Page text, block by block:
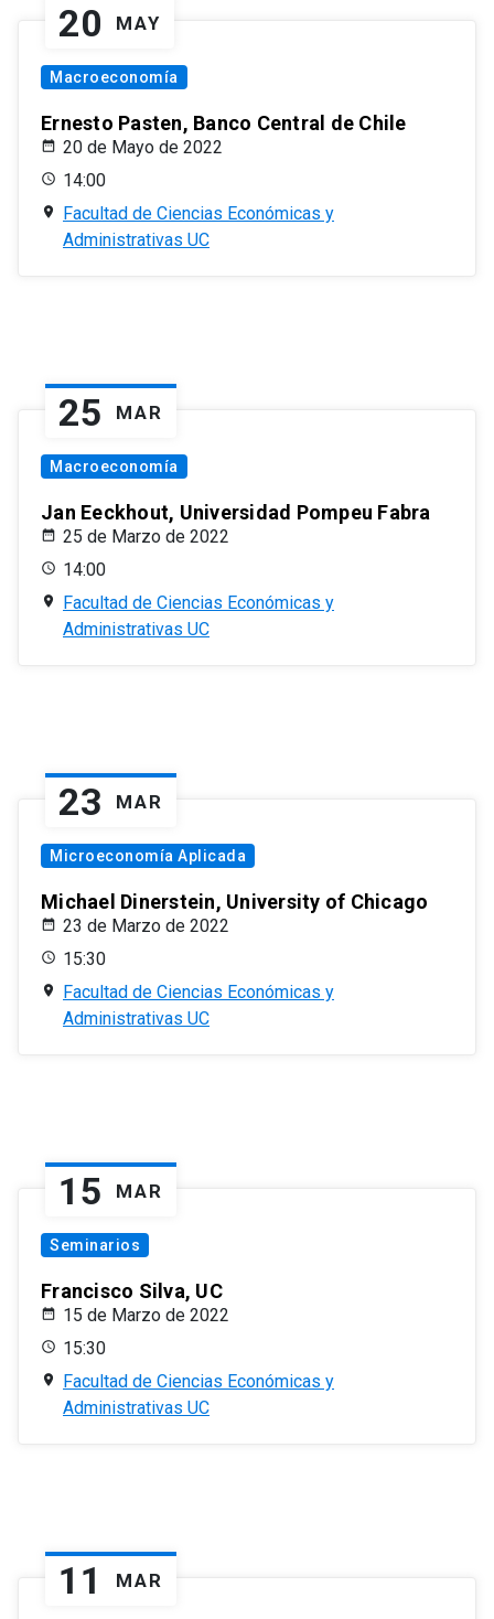
20 MAY
Macroeconomía
Ernesto Pasten, Banco Central de Chile
20 de Mayo de 2022
14:00
Facultad de Ciencias Económicas y
Administrativas UC
25 MAR
Macroeconomía
Jan Eeckhout, Universidad Pompeu Fabra
25 de Marzo de 2022
14:00
Facultad de Ciencias Económicas y
Administrativas UC
23 MAR
Microeconomía Aplicada
Michael Dinerstein, University of Chicago
23 de Marzo de 2022
15:30
Facultad de Ciencias Económicas y
Administrativas UC
15 MAR
Seminarios
Francisco Silva, UC
15 de Marzo de 2022
15:30
Facultad de Ciencias Económicas y
Administrativas UC
11 MAR